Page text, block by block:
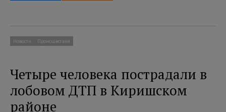
Новости Происшествия
Четыре человека пострадали в
лобовом ДТП в Киришском
районе